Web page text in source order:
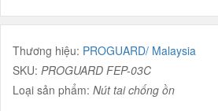
Thương hiệu: PROGUARD/ Malaysia
SKU: PROGUARD FEP-03C
Loại sản phẩm: Nút tai chống ồn